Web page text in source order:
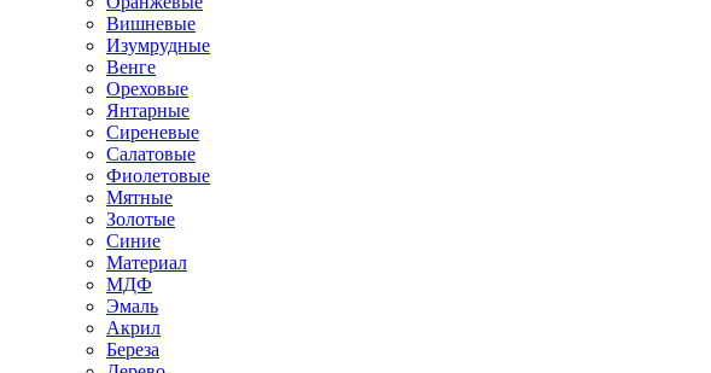
Вишневые
Изумрудные
Венге
Ореховые
Янтарные
Сиреневые
Салатовые
Фиолетовые
Мятные
Золотые
Синие
Материал
МДФ
Эмаль
Акрил
Береза